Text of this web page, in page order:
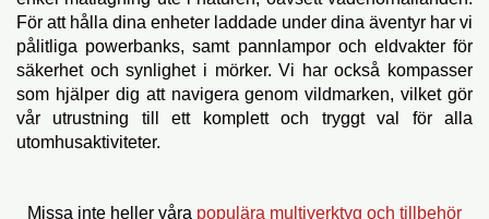
För att hålla dina enheter laddade under dina äventyr har vi
pålitliga powerbanks, samt pannlampor och eldvakter för
säkerhet och synlighet i mörker. Vi har också kompasser
som hjälper dig att navigera genom vildmarken, vilket gör
vår utrustning till ett komplett och tryggt val för alla
utomhusaktiviteter.
Missa inte heller våra populära multiverktyg och tillbehör